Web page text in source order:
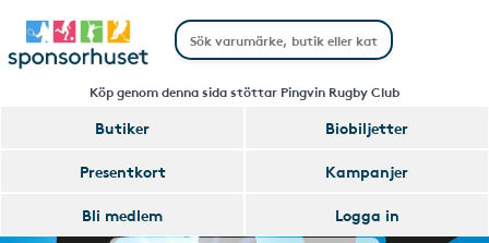
Köp genom denna sida stöttar Pingvin Rugby Club
Butiker
Biobiljetter
Presentkort
Kampanjer
Bli medlem
Logga in